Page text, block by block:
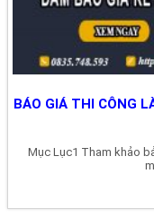
BÁO GIÁ THI CÔNG
Mục Lục1 Tham khảo